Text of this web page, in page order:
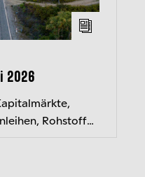
2026
Rohstoffe
neu.